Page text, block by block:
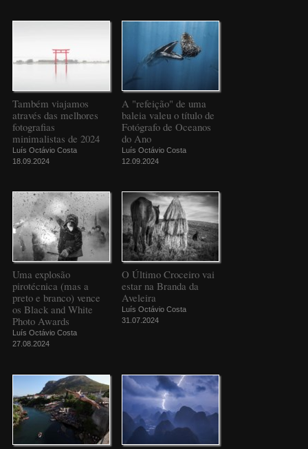
Também viajamos
através das melhores
fotografias
minimalistas de 2024
Luís Octávio Costa
18.09.2024
A "refeição" de uma
baleia valeu o título de
Fotógrafo de Oceanos
do Ano
Luís Octávio Costa
12.09.2024
Uma explosão
pirotécnica (mas a
preto e branco) vence
os Black and White
Photo Awards
Luís Octávio Costa
27.08.2024
O Último Croceiro vai
estar na Branda da
Aveleira
Luís Octávio Costa
31.07.2024